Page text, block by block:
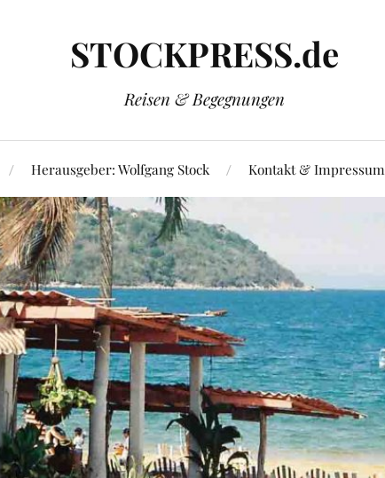
STOCKPRESS.de
Reisen & Begegnungen
Herausgeber: Wolfgang Stock Kontakt & Impressum